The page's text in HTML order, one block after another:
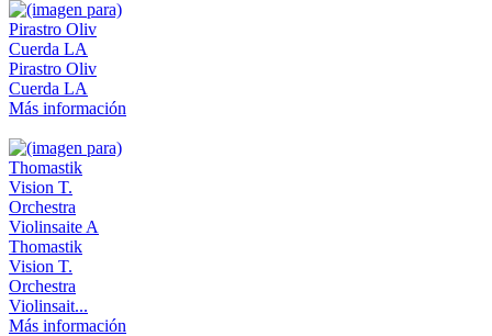
Pirastro Oliv
Cuerda LA
Más información
Thomastik
Vision T.
Orchestra
Violinsait...
Más información